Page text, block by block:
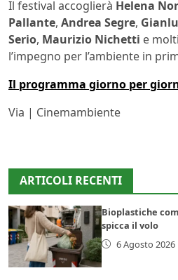
Il festival accoglierà Helena
Pallante, Andrea Segre,
Serio, Maurizio Nichetti e
l’impegno per l’ambiente in
Il programma giorno per
Via | Cinemambiente
ARTICOLI RECENTI
Bioplastiche
spicca il volo
6 Agosto 2026